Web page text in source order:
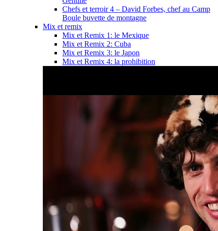
Chefs et terroir 4 – David Forbes, chef au Camp
Boule buvette de montagne
Mix et remix
Mix et Remix 1: le Mexique
Mix et Remix 2: Cuba
Mix et Remix 3: le Japon
Mix et Remix 4: la prohibition